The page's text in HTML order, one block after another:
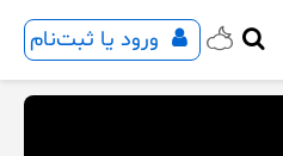
ورود یا ثبت‌نام